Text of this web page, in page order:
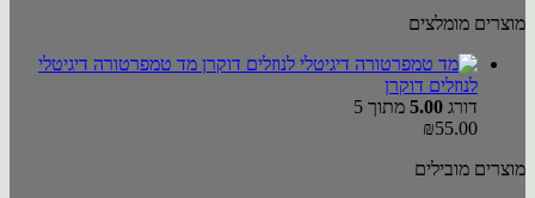
מוצרים מומלצים
מד טמפרטורה דיגיטלי
לנוזלים דוקרן
דורג 5.00 מתוך 5
₪55.00
מוצרים מובילים